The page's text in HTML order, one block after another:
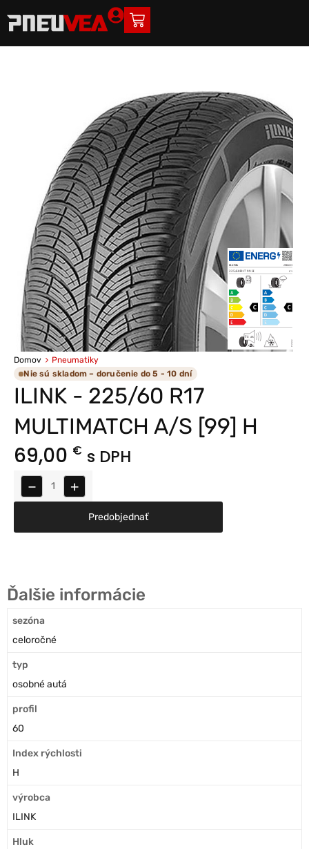
Domov
Pneumatiky
Nie sú skladom – doručenie do 5 - 10 dní
ILINK - 225/60 R17
MULTIMATCH A/S [99] H
69,00 € s DPH
− +
Predobjednať
Ďalšie informácie
sezóna
celoročné
typ
osobné autá
profil
60
Index rýchlosti
H
výrobca
ILINK
Hluk